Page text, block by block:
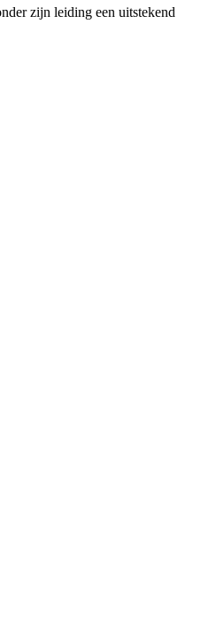
zijn leiding een uitstekend